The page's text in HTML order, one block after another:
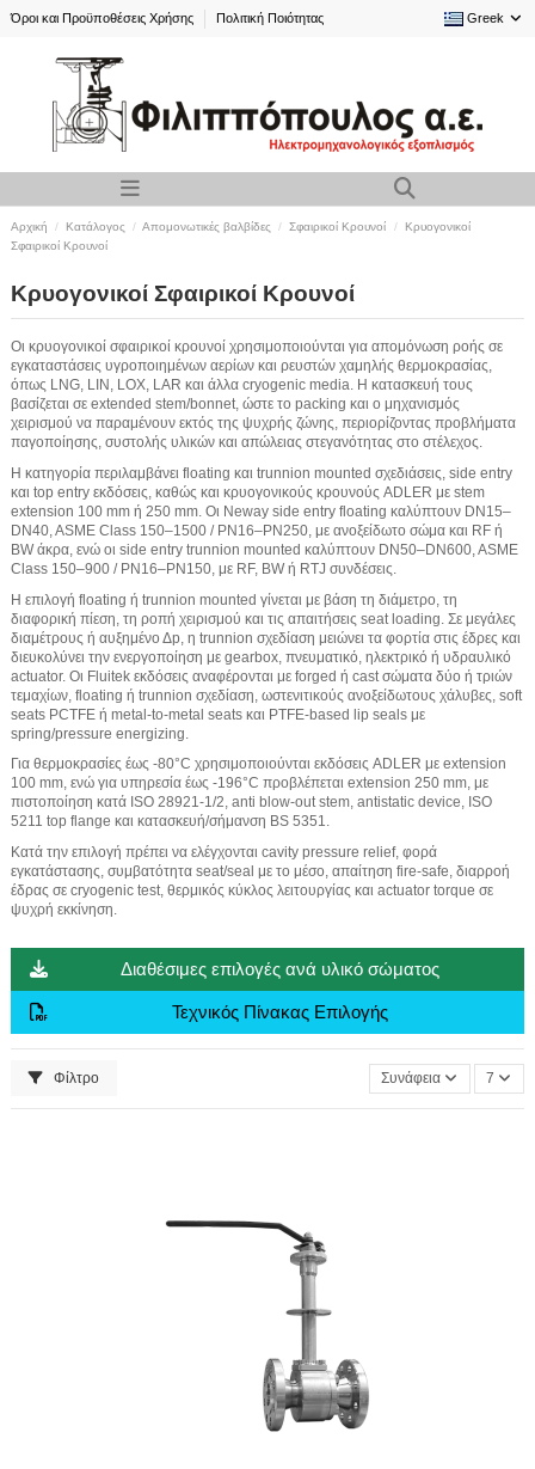
Όροι και Προϋποθέσεις Χρήσης Πολιτική Ποιότητας Greek
Αρχική Κατάλογος Απομονωτικές βαλβίδες Σφαιρικοί Kρουνοί
Κρυογονικοί
Σφαιρικοί Κρουνοί
Κρυογονικοί Σφαιρικοί Κρουνοί
Οι κρυογονικοί σφαιρικοί κρουνοί χρησιμοποιούνται για απομόνωση ροής σε
εγκαταστάσεις υγροποιημένων αερίων και ρευστών χαμηλής θερμοκρασίας,
όπως LNG, LIN, LOX, LAR και άλλα cryogenic media. Η κατασκευή τους
βασίζεται σε extended stem/bonnet, ώστε το packing και ο μηχανισμός
χειρισμού να παραμένουν εκτός της ψυχρής ζώνης, περιορίζοντας προβλήματα
παγοποίησης, συστολής υλικών και απώλειας στεγανότητας στο στέλεχος.
Η κατηγορία περιλαμβάνει floating και trunnion mounted σχεδιάσεις, side entry
και top entry εκδόσεις, καθώς και κρυογονικούς κρουνούς ADLER με stem
extension 100 mm ή 250 mm. Οι Neway side entry floating καλύπτουν DN15–
DN40, ASME Class 150–1500 / PN16–PN250, με ανοξείδωτο σώμα και RF ή
BW άκρα, ενώ οι side entry trunnion mounted καλύπτουν DN50–DN600, ASME
Class 150–900 / PN16–PN150, με RF, BW ή RTJ συνδέσεις.
Η επιλογή floating ή trunnion mounted γίνεται με βάση τη διάμετρο, τη
διαφορική πίεση, τη ροπή χειρισμού και τις απαιτήσεις seat loading. Σε μεγάλες
διαμέτρους ή αυξημένο Δp, η trunnion σχεδίαση μειώνει τα φορτία στις έδρες και
διευκολύνει την ενεργοποίηση με gearbox, πνευματικό, ηλεκτρικό ή υδραυλικό
actuator. Οι Fluitek εκδόσεις αναφέρονται με forged ή cast σώματα δύο ή τριών
τεμαχίων, floating ή trunnion σχεδίαση, ωστενιτικούς ανοξείδωτους χάλυβες, soft
seats PCTFE ή metal-to-metal seats και PTFE-based lip seals με
spring/pressure energizing.
Για θερμοκρασίες έως -80°C χρησιμοποιούνται εκδόσεις ADLER με extension
100 mm, ενώ για υπηρεσία έως -196°C προβλέπεται extension 250 mm, με
πιστοποίηση κατά ISO 28921-1/2, anti blow-out stem, antistatic device, ISO
5211 top flange και κατασκευή/σήμανση BS 5351.
Κατά την επιλογή πρέπει να ελέγχονται cavity pressure relief, φορά
εγκατάστασης, συμβατότητα seat/seal με το μέσο, απαίτηση fire-safe, διαρροή
έδρας σε cryogenic test, θερμικός κύκλος λειτουργίας και actuator torque σε
ψυχρή εκκίνηση.
Διαθέσιμες επιλογές ανά υλικό σώματος
Τεχνικός Πίνακας Επιλογής
Φίλτρο Συνάφεια 7